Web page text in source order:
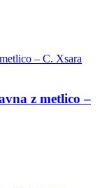
z metlico –